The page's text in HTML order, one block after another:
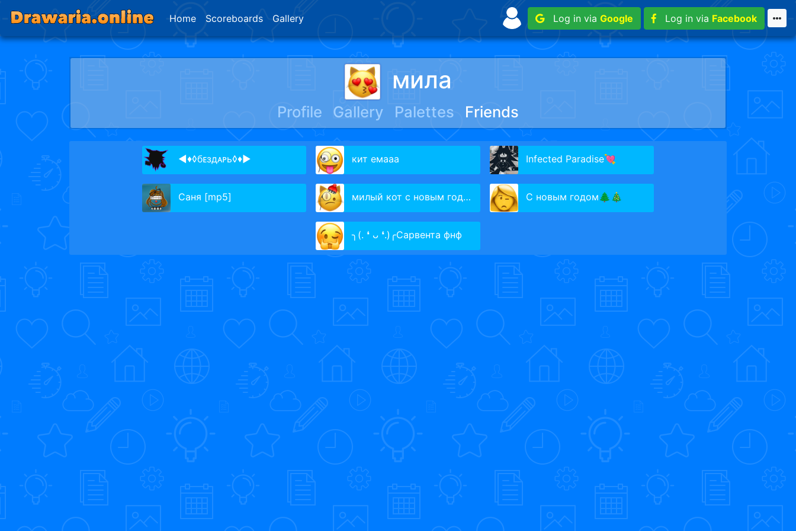
Home Scoreboards Gallery Log in via Google Log in via Facebook
мила
Profile Gallery Palettes Friends
◄♦◊бᴇздᴀᴩь◊♦► кит емааа Infected Paradise💘
Саня [mp5] милый кот c новым годом С новым годом🌲🎄
╮(. ❛ ᴗ ❛.)╭Сарвента фнф